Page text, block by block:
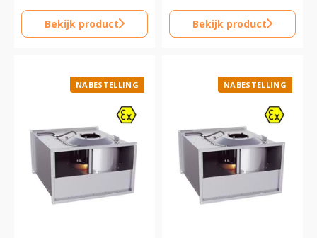
Bekijk product Bekijk product
NABESTELLING NABESTELLING